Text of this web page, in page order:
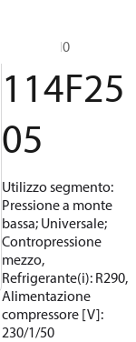
NL7CNKN0
114F25
05
Utilizzo segmento:
Pressione a monte
bassa; Universale;
Contropressione
mezzo,
Refrigerante(i): R290,
Alimentazione
compressore [V]:
230/1/50